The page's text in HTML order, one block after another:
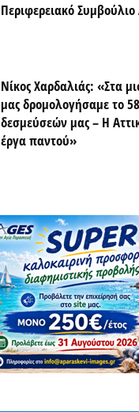
Περιφερειακό Συμβούλιο
Νίκος Χαρδαλιάς: «Στα
μας δρομολογήσαμε το
δεσμεύσεών μας – Η
έργα παντού»